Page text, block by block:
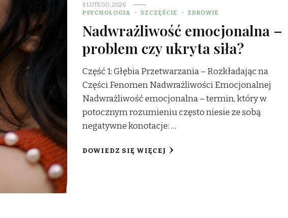
8 LUTEGO, 2026
PSYCHOLOGIA
SZCZĘŚCIE ZDROWIE
Nadwrażliwość emocjonalna –
problem czy ukryta siła?
Część 1: Głębia Przetwarzania – Rozkładając na
Części Fenomen Nadwrażliwości Emocjonalnej
Nadwrażliwość emocjonalna – termin, który w
potocznym rozumieniu często niesie ze sobą
negatywne konotacje: …
DOWIEDZ SIĘ WIĘCEJ